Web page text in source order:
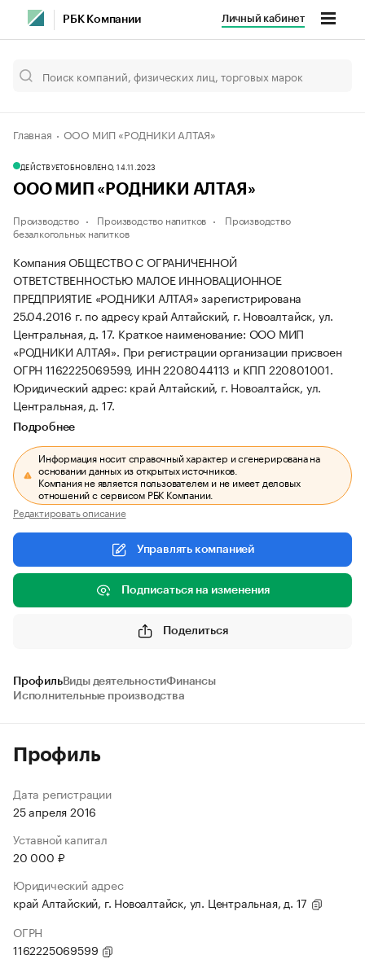
РБК Компании Личный кабинет
Главная ООО МИП «РОДНИКИ АЛТАЯ»
ДЕЙСТВУЕТОБНОВЛЕНО, 14.11.2023
ООО МИП «РОДНИКИ АЛТАЯ»
Производство Производство напитков
Производство
безалкогольных напитков
Компания ОБЩЕСТВО С ОГРАНИЧЕННОЙ
ОТВЕТСТВЕННОСТЬЮ МАЛОЕ ИННОВАЦИОННОЕ
ПРЕДПРИЯТИЕ «РОДНИКИ АЛТАЯ» зарегистрирована
25.04.2016 г. по адресу край Алтайский, г. Новоалтайск, ул.
Центральная, д. 17. Краткое наименование: ООО МИП
«РОДНИКИ АЛТАЯ». При регистрации организации присвоен
ОГРН 1162225069599, ИНН 2208044113 и КПП 220801001.
Юридический адрес: край Алтайский, г. Новоалтайск, ул.
Центральная, д. 17.
Подробнее
Информация носит справочный характер и сгенерирована на
основании данных из открытых источников.
Компания не является пользователем и не имеет деловых
отношений с сервисом РБК Компании.
Редактировать описание
Управлять компанией
Подписаться на изменения
Поделиться
ПрофильВиды деятельностиФинансы
Исполнительные производства
Профиль
Дата регистрации
25 апреля 2016
Уставной капитал
20 000 ₽
Юридический адрес
край Алтайский, г. Новоалтайск, ул. Центральная, д. 17
ОГРН
1162225069599